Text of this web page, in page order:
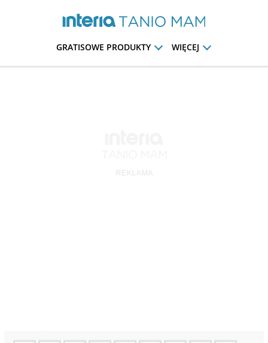
GRATISOWE PRODUKTY WIĘCEJ